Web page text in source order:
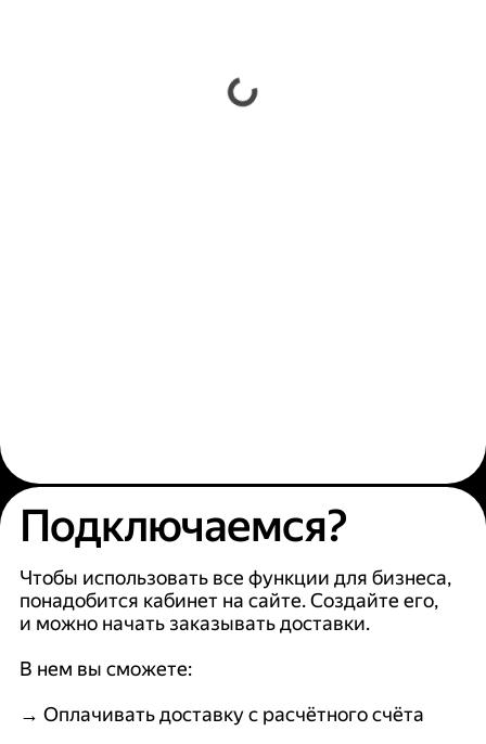
Подключаемся?
Чтобы использовать все функции для бизнеса,
понадобится кабинет на сайте. Создайте его,
и можно начать заказывать доставки.
В нем вы сможете:
→ Оплачивать доставку с расчётного счёта